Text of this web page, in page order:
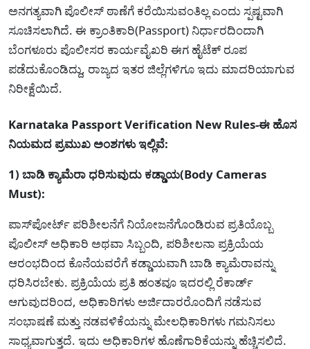
ಅನಗತ್ಯವಾಗಿ ಪೊಲೀಸ್ ಠಾಣೆಗೆ ಕರೆಯಿಸುವಂತಿಲ್ಲ ಎಂದು ಸ್ಪಷ್ಟವಾಗಿ
ಸೂಚಿಸಲಾಗಿದೆ. ಈ ಕ್ರಾಂತಿಕಾರಿ(Passport) ನಿರ್ಧಾರದಿಂದಾಗಿ
ಬೆಂಗಳೂರು ಪೊಲೀಸರ ಕಾರ್ಯವೈಖರಿ ಈಗ ಹೈಟೆಕ್ ರೂಪ
ಪಡೆದುಕೊಂಡಿದ್ದು, ರಾಜ್ಯದ ಇತರ ಜಿಲ್ಲೆಗಳಿಗೂ ಇದು ಮಾದರಿಯಾಗುವ
ನಿರೀಕ್ಷೆಯಿದೆ.
Karnataka Passport Verification New Rules-ಈ ಹೊಸ
ನಿಯಮದ ಪ್ರಮುಖ ಅಂಶಗಳು ಇಲ್ಲಿವೆ:
1) ಬಾಡಿ ಕ್ಯಾಮೆರಾ ಧರಿಸುವುದು ಕಡ್ಡಾಯ(Body Cameras
Must):
ಪಾಸ್‌ಪೋರ್ಟ್ ಪರಿಶೀಲನೆಗೆ ನಿಯೋಜನೆಗೊಂಡಿರುವ ಪ್ರತಿಯೊಬ್ಬ
ಪೊಲೀಸ್ ಅಧಿಕಾರಿ ಅಥವಾ ಸಿಬ್ಬಂದಿ, ಪರಿಶೀಲನಾ ಪ್ರಕ್ರಿಯೆಯ
ಆರಂಭದಿಂದ ಕೊನೆಯವರೆಗೆ ಕಡ್ಡಾಯವಾಗಿ ಬಾಡಿ ಕ್ಯಾಮೆರಾವನ್ನು
ಧರಿಸಿರಬೇಕು. ಪ್ರಕ್ರಿಯೆಯ ಪ್ರತಿ ಹಂತವೂ ಇದರಲ್ಲಿ ರೆಕಾರ್ಡ್
ಆಗುವುದರಿಂದ, ಅಧಿಕಾರಿಗಳು ಅರ್ಜಿದಾರರೊಂದಿಗೆ ನಡೆಸುವ
ಸಂಭಾಷಣೆ ಮತ್ತು ನಡವಳಿಕೆಯನ್ನು ಮೇಲಧಿಕಾರಿಗಳು ಗಮನಿಸಲು
ಸಾಧ್ಯವಾಗುತ್ತದೆ. ಇದು ಅಧಿಕಾರಿಗಳ ಹೊಣೆಗಾರಿಕೆಯನ್ನು ಹೆಚ್ಚಿಸಲಿದೆ.